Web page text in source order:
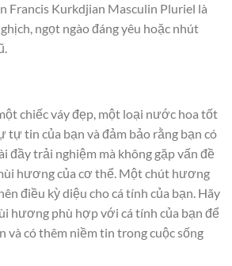
Francis Kurkdjian Masculin Pluriel là
ngọt ngào đáng yêu hoặc nhút
chiếc váy đẹp, một loại nước hoa tốt
tự tin của bạn và đảm bảo rằng bạn có
đầy trải nghiệm mà không gặp vấn đề
hương của cơ thể. Một chút hương
điều kỳ diệu cho cá tính của bạn. Hãy
hương phù hợp với cá tính của bạn để
và có thêm niềm tin trong cuộc sống